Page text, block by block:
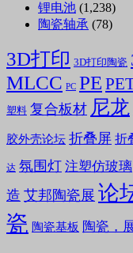
锂电池 (1,238)
陶瓷轴承 (78)
3D打印 3D打印陶瓷
MLCC PC PE
塑料 复合板材 尼龙
胶外壳论坛 折叠屏 折
达 氛围灯 注塑仿玻璃
造 艾邦陶瓷展 论
瓷 陶瓷基板 陶瓷，